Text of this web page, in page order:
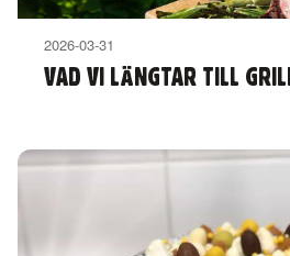
2026-03-31
VAD VI LÄNGTAR TILL